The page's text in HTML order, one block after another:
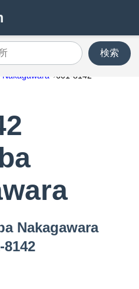
検索
Nakagawara 601-8142
Nakagawara
8142